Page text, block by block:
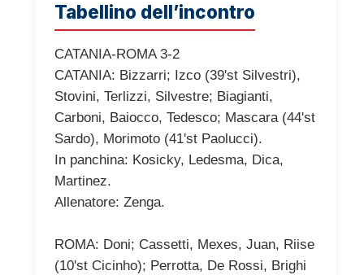
Tabellino dell’incontro
CATANIA-ROMA 3-2
CATANIA: Bizzarri; Izco (39'st Silvestri),
Stovini, Terlizzi, Silvestre; Biagianti,
Carboni, Baiocco, Tedesco; Mascara (44'st
Sardo), Morimoto (41'st Paolucci).
In panchina: Kosicky, Ledesma, Dica,
Martinez.
Allenatore: Zenga.
ROMA: Doni; Cassetti, Mexes, Juan, Riise
(10'st Cicinho); Perrotta, De Rossi, Brighi